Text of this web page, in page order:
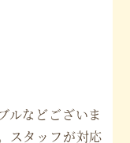
ルなどございま
スタッフが対応